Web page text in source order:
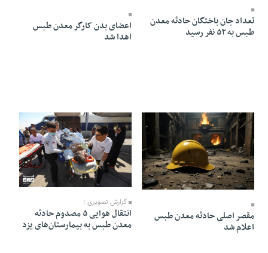
تعداد جان باختگان حادثه معدن
طبس به ۵۲ نفر رسید اعضای بدن کارگر معدن طبس
اهدا شد
06 Mehr 1403 - 08:39
مقصر اصلی حادثه معدن طبس
اعلام شد
گزارش تصویری ؛
انتقال هوایی ۵ مصدوم‌ حادثه
معدن طبس به بیمارستان‌های یزد